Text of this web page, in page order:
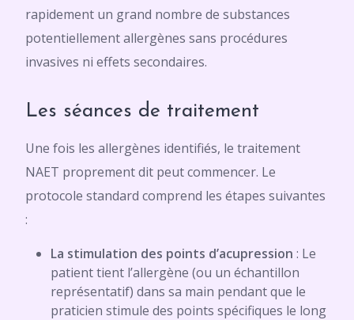
rapidement un grand nombre de substances
potentiellement allergènes sans procédures
invasives ni effets secondaires.
Les séances de traitement
Une fois les allergènes identifiés, le traitement
NAET proprement dit peut commencer. Le
protocole standard comprend les étapes suivantes
:
La stimulation des points d’acupression : Le
patient tient l’allergène (ou un échantillon
représentatif) dans sa main pendant que le
praticien stimule des points spécifiques le long